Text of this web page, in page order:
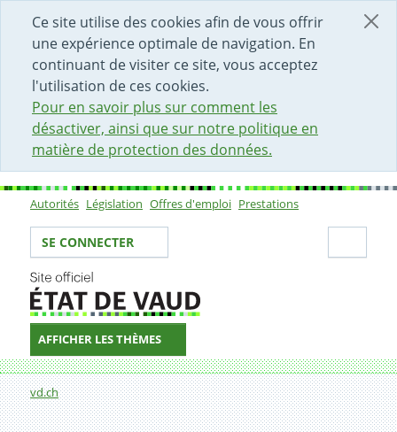
Ce site utilise des cookies afin de vous offrir
une expérience optimale de navigation. En
continuant de visiter ce site, vous acceptez
l'utilisation de ces cookies.
Pour en savoir plus sur comment les
désactiver, ainsi que sur notre politique en
matière de protection des données.
DÉBUT DU CONTENU DE LA PAGE
ACCÈS AU CHAMP DE RECHERCHE
PAGE D'ACCUEIL
FORMULAIRE DE CONTACT
Sous-navigation
Autorités Législation Offres d'emploi Prestations
Votre identité
SE CONNECTER
AFFICHER LES THÈMES
Fil d'Ariane
vd.ch
Département des finances, du territoire et du sport